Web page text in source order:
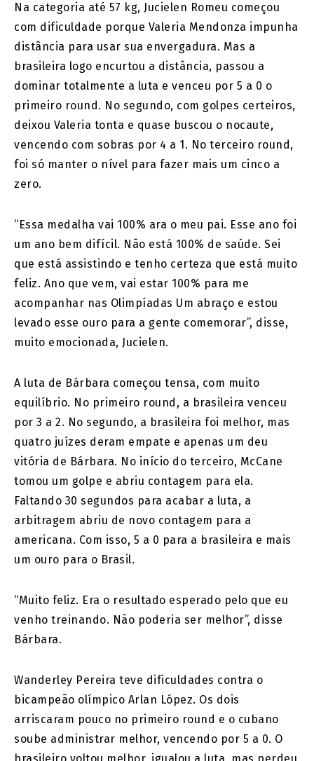
Na categoria até 57 kg, Jucielen Romeu começou
com dificuldade porque Valeria Mendonza impunha
distância para usar sua envergadura. Mas a
brasileira logo encurtou a distância, passou a
dominar totalmente a luta e venceu por 5 a 0 o
primeiro round. No segundo, com golpes certeiros,
deixou Valeria tonta e quase buscou o nocaute,
vencendo com sobras por 4 a 1. No terceiro round,
foi só manter o nível para fazer mais um cinco a
zero.
“Essa medalha vai 100% ara o meu pai. Esse ano foi
um ano bem difícil. Não está 100% de saúde. Sei
que está assistindo e tenho certeza que está muito
feliz. Ano que vem, vai estar 100% para me
acompanhar nas Olimpíadas Um abraço e estou
levado esse ouro para a gente comemorar”, disse,
muito emocionada, Jucielen.
A luta de Bárbara começou tensa, com muito
equilíbrio. No primeiro round, a brasileira venceu
por 3 a 2. No segundo, a brasileira foi melhor, mas
quatro juízes deram empate e apenas um deu
vitória de Bárbara. No início do terceiro, McCane
tomou um golpe e abriu contagem para ela.
Faltando 30 segundos para acabar a luta, a
arbitragem abriu de novo contagem para a
americana. Com isso, 5 a 0 para a brasileira e mais
um ouro para o Brasil.
“Muito feliz. Era o resultado esperado pelo que eu
venho treinando. Não poderia ser melhor”, disse
Bárbara.
Wanderley Pereira teve dificuldades contra o
bicampeão olímpico Arlan López. Os dois
arriscaram pouco no primeiro round e o cubano
soube administrar melhor, vencendo por 5 a 0. O